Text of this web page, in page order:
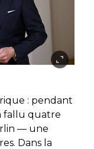
: pendant
fallu quatre
— une
Dans la